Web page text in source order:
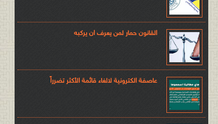
القانون حمار لمن يعرف ان يركبه
عاصفة الكترونية لالغاء قائمة الأكثر تضرراً